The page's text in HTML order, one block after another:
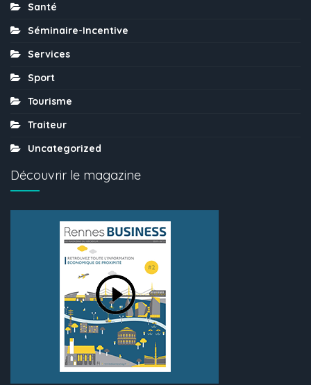
Santé
Séminaire-Incentive
Services
Sport
Tourisme
Traiteur
Uncategorized
Découvrir le magazine